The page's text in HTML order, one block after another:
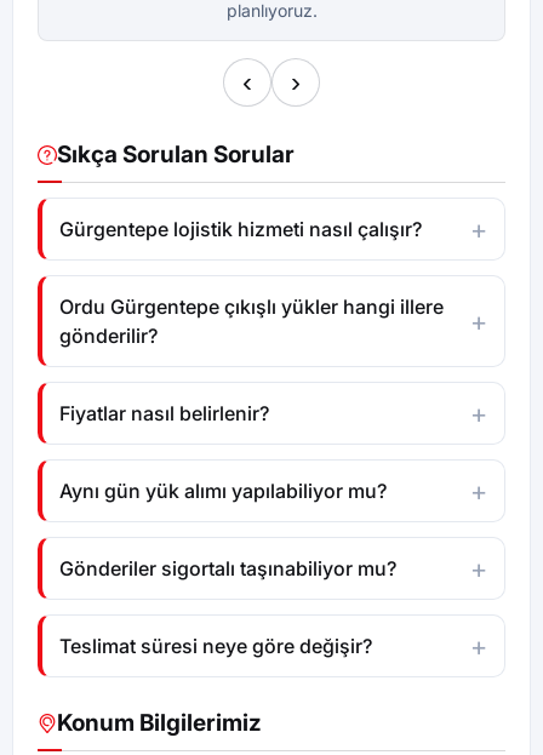
planlıyoruz.
‹ ›
Sıkça Sorulan Sorular
Gürgentepe lojistik hizmeti nasıl çalışır?
Ordu Gürgentepe çıkışlı yükler hangi illere
gönderilir?
Fiyatlar nasıl belirlenir?
Aynı gün yük alımı yapılabiliyor mu?
Gönderiler sigortalı taşınabiliyor mu?
Teslimat süresi neye göre değişir?
Konum Bilgilerimiz